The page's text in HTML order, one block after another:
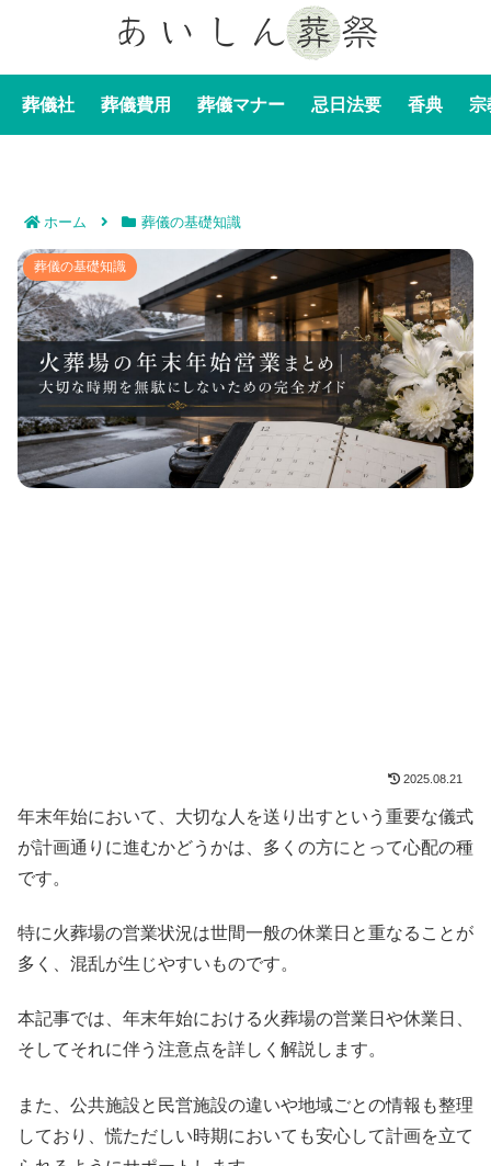
葬儀社 葬儀費用 葬儀マナー 忌日法要 香典 宗
ホーム 葬儀の基礎知識
火葬場の年末年始営業まとめ｜大切な時期を無駄にしな
いための完全ガイド
葬儀の基礎知識
2025.08.21
年末年始において、大切な人を送り出すという重要な儀式
が計画通りに進むかどうかは、多くの方にとって心配の種
です。
特に火葬場の営業状況は世間一般の休業日と重なることが
多く、混乱が生じやすいものです。
本記事では、年末年始における火葬場の営業日や休業日、
そしてそれに伴う注意点を詳しく解説します。
また、公共施設と民営施設の違いや地域ごとの情報も整理
しており、慌ただしい時期においても安心して計画を立て